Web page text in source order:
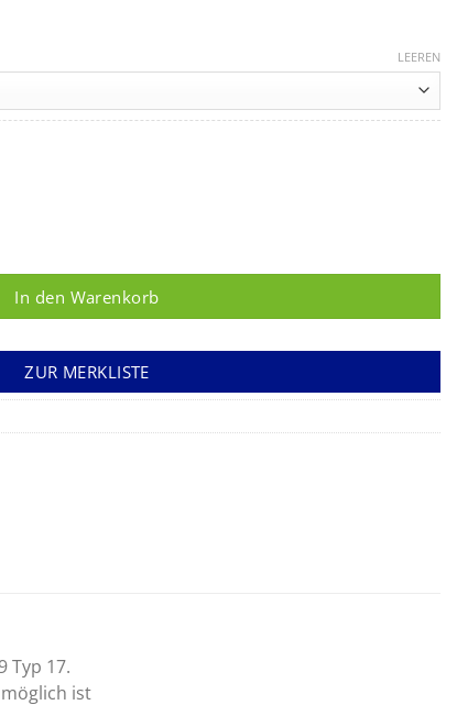
€
LEEREN
In den Warenkorb
ZUR MERKLISTE
Typ 17.
ist